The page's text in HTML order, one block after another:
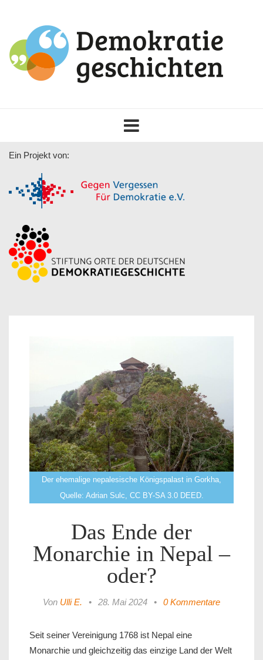
navigation
Ein Projekt von:
Der ehemalige nepalesische Königspalast in Gorkha,
Quelle: Adrian Sulc, CC BY-SA 3.0 DEED.
Das Ende der
Monarchie in Nepal –
oder?
Von Ulli E. • 28. Mai 2024 • 0 Kommentare
Seit seiner Vereinigung 1768 ist Nepal eine
Monarchie und gleichzeitig das einzige Land der Welt